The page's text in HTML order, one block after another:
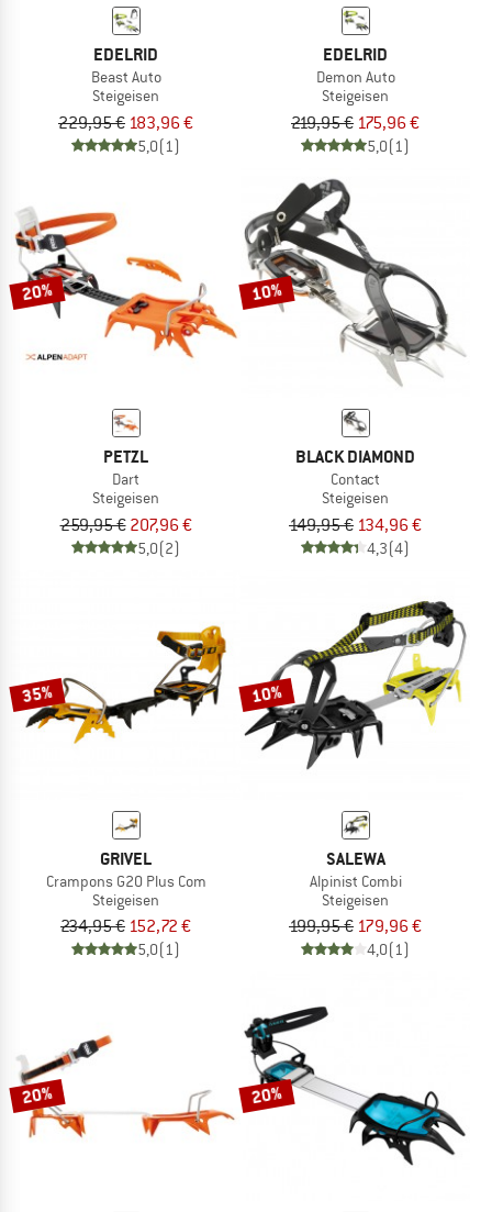
EDELRID
Beast Auto
Steigeisen
229,95 € 183,96 €
5,0(1)
EDELRID
Demon Auto
Steigeisen
219,95 € 175,96 €
5,0(1)
20%
PETZL
Dart
Steigeisen
259,95 € 207,96 €
5,0(2)
10%
BLACK DIAMOND
Contact
Steigeisen
149,95 € 134,96 €
4,3(4)
35%
GRIVEL
Crampons G20 Plus Com
Steigeisen
234,95 € 152,72 €
5,0(1)
10%
SALEWA
Alpinist Combi
Steigeisen
199,95 € 179,96 €
4,0(1)
20% 20%